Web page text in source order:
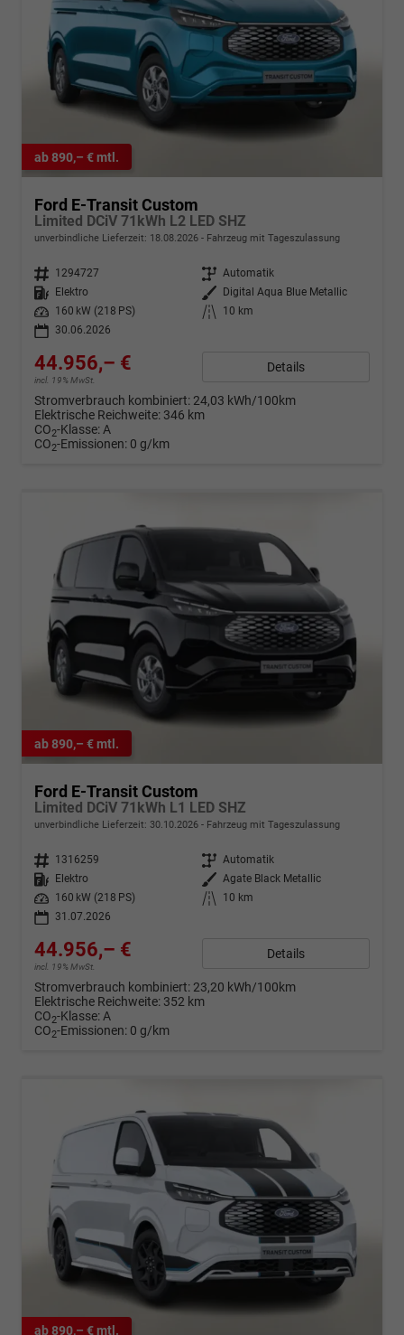
ab 890,– € mtl.
Ford E-Transit Custom
Limited DCiV 71kWh L2 LED SHZ
unverbindliche Lieferzeit: 18.08.2026 Fahrzeug mit Tageszulassung
Fahrzeugnr. 1294727 Getriebe Automatik
Kraftstoff
Elektro Außenfarbe
Digital Aqua Blue Metallic
Leistung
160 kW (218 PS) Kilometerstand
10 km
30.06.2026
44.956,– €
incl. 19% MwSt.
Details
Stromverbrauch kombiniert: 24,03 kWh/100km
Elektrische Reichweite: 346 km
CO2-Klasse:A
CO2-Emissionen: 0 g/km
ab 890,– € mtl.
Ford E-Transit Custom
Limited DCiV 71kWh L1 LED SHZ
unverbindliche Lieferzeit: 30.10.2026 Fahrzeug mit Tageszulassung
Fahrzeugnr. 1316259 Getriebe Automatik
Kraftstoff
Elektro Außenfarbe Agate Black Metallic
Leistung
160 kW (218 PS) Kilometerstand
10 km
31.07.2026
44.956,– €
incl. 19% MwSt.
Details
Stromverbrauch kombiniert: 23,20 kWh/100km
Elektrische Reichweite: 352 km
CO2-Klasse:A
CO2-Emissionen: 0 g/km
ab 890,– € mtl.